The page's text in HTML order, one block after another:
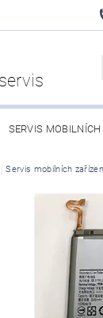
SERVIS
Servis mobilních